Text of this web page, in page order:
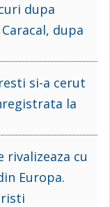
dupa
dupa
si-a cerut
la
rivalizeaza cu
Europa.